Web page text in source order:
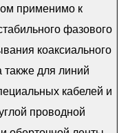
что приводит к
и задержкам
компоненты
хорошую
и стабильность
лет
и исследованиях
применимо к
фазового
коаксиального
также для линий
кабелей и
проводной